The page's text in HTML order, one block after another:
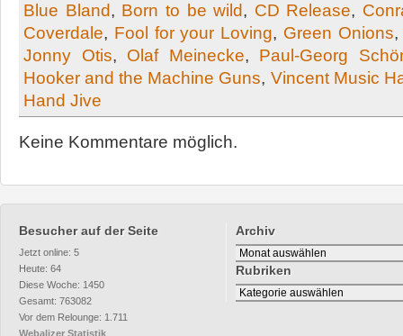
Blue Bland, Born to be wild, CD Release,
Coverdale, Fool for your Loving, Green Onions
Jonny Otis, Olaf Meinecke, Paul-Georg
Hooker and the Machine Guns, Vincent Music
Hand Jive
Keine Kommentare möglich.
Besucher auf der Seite
Jetzt online: 5
Heute: 64
Diese Woche: 1450
Gesamt: 763082
Vor dem Relounge: 1.711
Webalizer Statistik
Archiv
Archiv
Rubriken
Rubriken